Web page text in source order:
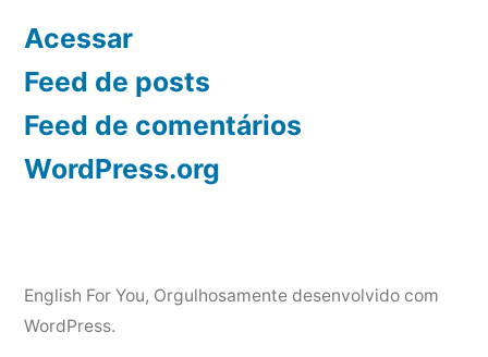
Acessar
Feed de posts
Feed de comentários
WordPress.org
English For You, Orgulhosamente desenvolvido com
WordPress.